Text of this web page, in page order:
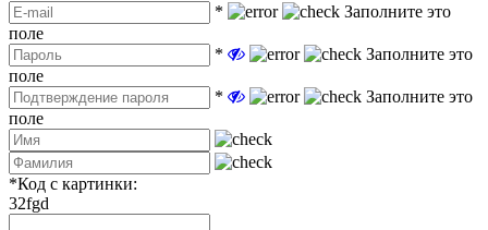
*
Заполните это
поле
*
Заполните это
поле
*
Заполните это
поле
*Код с картинки:
32fgd